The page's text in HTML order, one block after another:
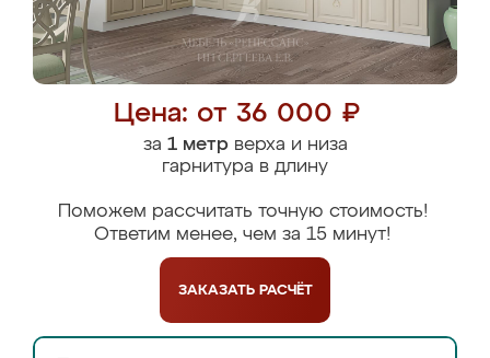
Цена: от 36 000 ₽
за 1 метрверха и низа
гарнитура в длину
Поможем рассчитать точную стоимость!
Ответим менее, чем за 15 минут!
ЗАКАЗАТЬ РАСЧЁТ